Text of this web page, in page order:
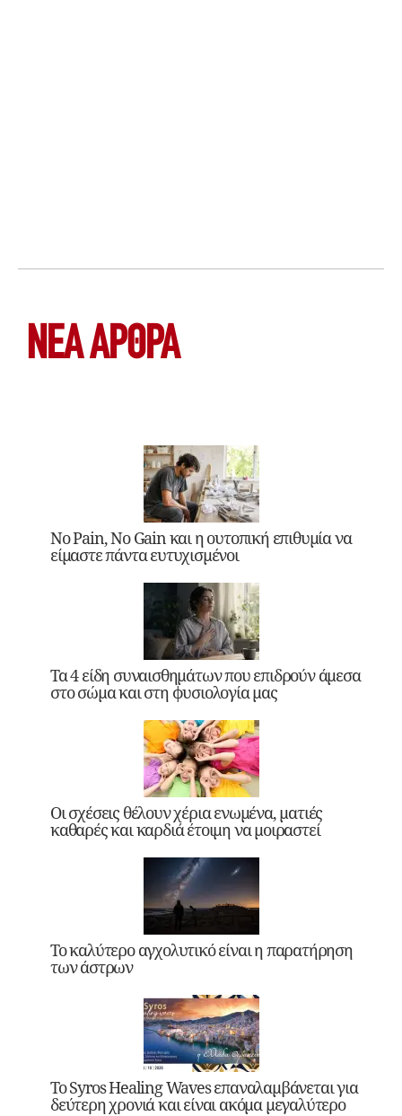
ΝΕΑ ΆΡΘΡΑ
No Pain, No Gain και η ουτοπική επιθυμία να
είμαστε πάντα ευτυχισμένοι
Τα 4 είδη συναισθημάτων που επιδρούν άμεσα
στο σώμα και στη φυσιολογία μας
Οι σχέσεις θέλουν χέρια ενωμένα, ματιές
καθαρές και καρδιά έτοιμη να μοιραστεί
Το καλύτερο αγχολυτικό είναι η παρατήρηση
των άστρων
Το Syros Healing Waves επαναλαμβάνεται για
δεύτερη χρονιά και είναι ακόμα μεγαλύτερο